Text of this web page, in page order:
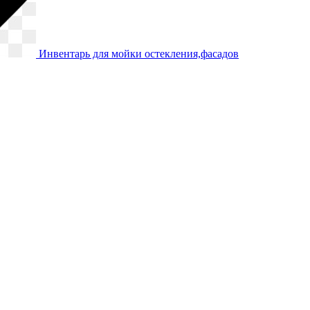
Инвентарь для мойки остекления,фасадов